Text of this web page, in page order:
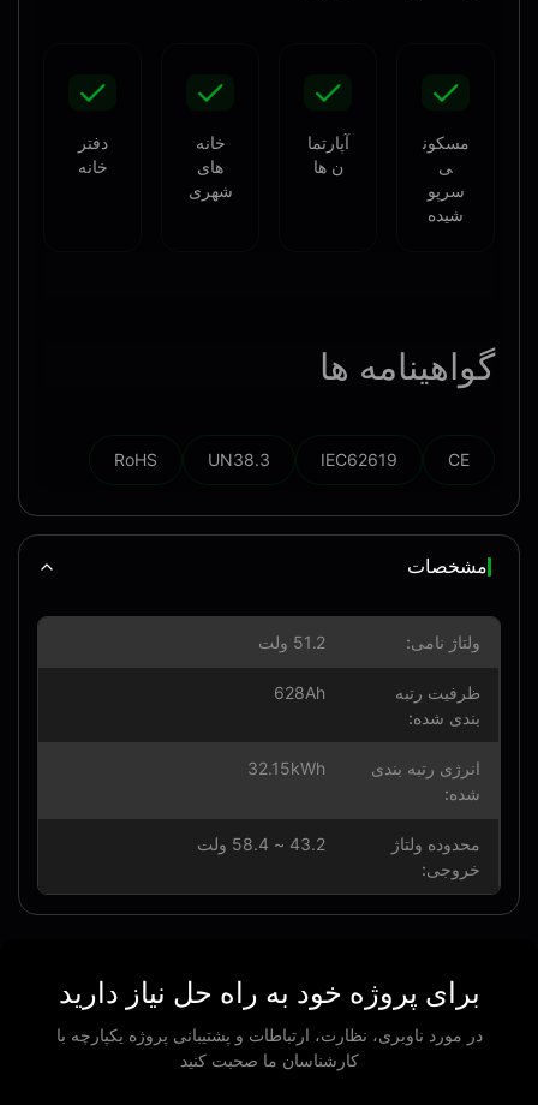
مسکون
سرپو
آپارتما
شهری
گواهینامه ها
IEC62619
UN38.3
RoHS
مشخصات
ولتاژ نامی:
ظرفیت رتبه
بندی شده:
628Ah
انرژی رتبه بندی
32.15kWh
محدوده ولتاژ
خروجی:
برای پروژه خود به راه حل نیاز دارید
در مورد ناوبری، نظارت، ارتباطات و پشتیبانی پروژه یکپارچه با
کارشناسان ما صحبت کنید